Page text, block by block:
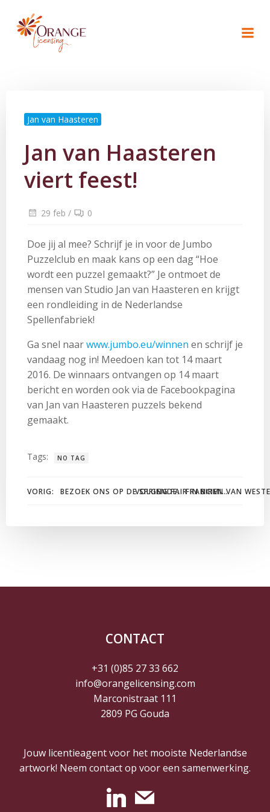
Jan van Haasteren
Jan van Haasteren
viert feest!
29 feb / 0
Doe jij al mee? Schrijf je in voor de Jumbo
Puzzelclub en maak kans op een dag “Hoe
wordt een puzzel gemaakt?” Je ontmoet de
mensen van Studio Jan van Haasteren en krijgt
een rondleiding in de Nederlandse
Spellenfabriek!
Ga snel naarwww.jumbo.eu/winnen en schrijf je
vandaag nog in! Meedoen kan tot 14 maart
2016. De winnaars ontvangen op 14 maart
bericht en worden ook via de Facebookpagina
van Jan van Haasteren puzzels bekend
gemaakt.
Tags: NO TAG
Bericht
navigatie
VORIG: BEZOEK ONS OP DE SPRING FAIR IN BIRMINGHAM
Bericht
navigatie
VOLGENDE: FRANCIEN VAN
CONTACT
+31 (0)85 27 33 662
info@orangelicensing.com
Marconistraat 111
2809 PG Gouda
Jouw licentieagent voor het mooiste Nederlandse
artwork! Neem contact op voor een samenwerking.